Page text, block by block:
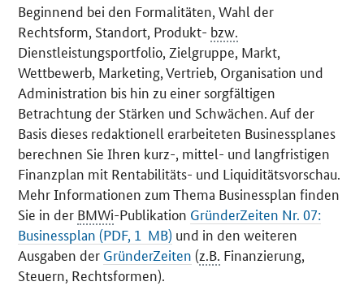
Beginnend bei den Formalitäten, Wahl der
Rechtsform, Standort, Produkt- bzw.
Dienstleistungsportfolio, Zielgruppe, Markt,
Wettbewerb, Marketing, Vertrieb, Organisation und
Administration bis hin zu einer sorgfältigen
Betrachtung der Stärken und Schwächen. Auf der
Basis dieses redaktionell erarbeiteten Businessplanes
berechnen Sie Ihren kurz-, mittel- und langfristigen
Finanzplan mit Rentabilitäts- und Liquiditätsvorschau.
Mehr Informationen zum Thema Businessplan finden
Sie in der BMWi-Publikation GründerZeiten Nr. 07:
Businessplan (PDF, 1 MB) und in den weiteren
Ausgaben der GründerZeiten (z.B. Finanzierung,
Steuern, Rechtsformen).